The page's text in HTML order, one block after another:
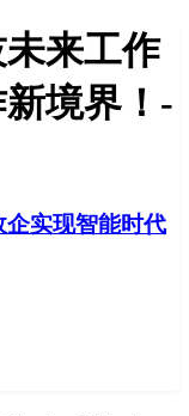
来工作
境界！-